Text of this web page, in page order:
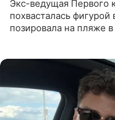
Экс-ведущая Первого
похвасталась
позировала на пляже